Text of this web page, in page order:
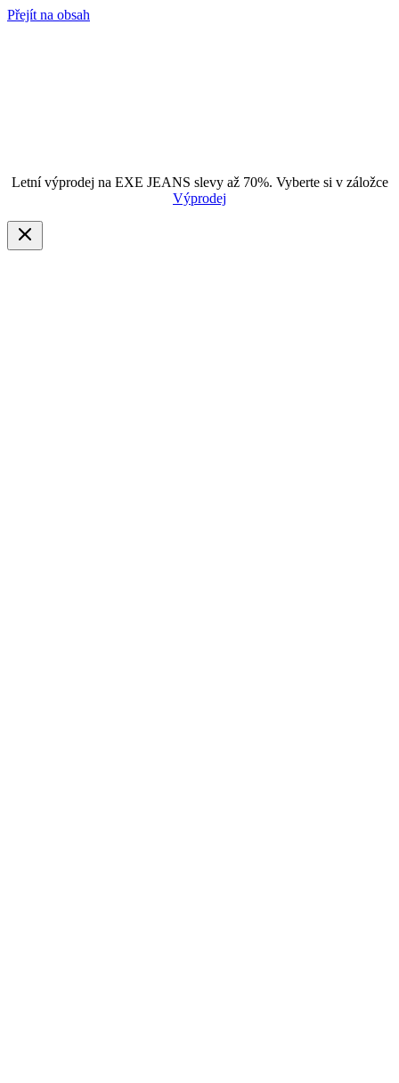
Přejít na obsah
Letní výprodej na EXE JEANS slevy až 70%. Vyberte si v záložce
Výprodej